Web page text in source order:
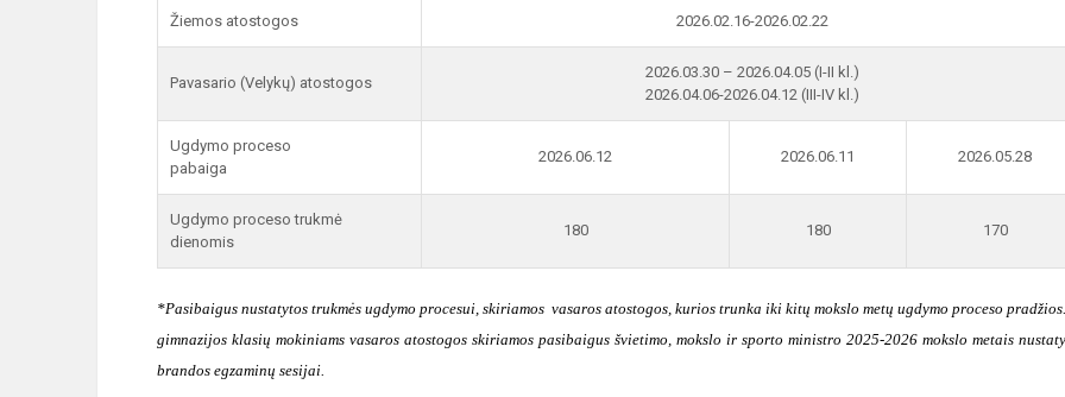
Žiemos atostogos 2026.02.16-2026.02.22
Pavasario (Velykų) atostogos
2026.03.30 – 2026.04.05 (I-II kl.)
2026.04.06-2026.04.12 (III-IV kl.)
Ugdymo proceso
pabaiga
2026.06.12 2026.06.11 2026.05.28
Ugdymo proceso trukmė
dienomis
180 180 170
*Pasibaigus nustatytos trukmės ugdymo procesui, skiriamos vasaros atostogos, kurios trunka iki kitų mokslo metų ugdymo proceso
gimnazijos klasių mokiniams vasaros atostogos skiriamos pasibaigus švietimo, mokslo ir sporto ministro 2025-2026 mokslo metais
brandos egzaminų sesijai.